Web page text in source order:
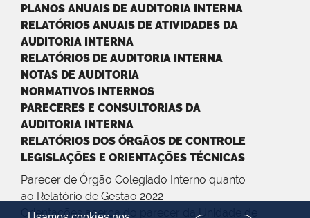
PLANOS ANUAIS DE AUDITORIA INTERNA
RELATÓRIOS ANUAIS DE ATIVIDADES DA
AUDITORIA INTERNA
RELATÓRIOS DE AUDITORIA INTERNA
NOTAS DE AUDITORIA
NORMATIVOS INTERNOS
PARECERES E CONSULTORIAS DA
AUDITORIA INTERNA
RELATÓRIOS DOS ÓRGÃOS DE CONTROLE
LEGISLAÇÕES E ORIENTAÇÕES TÉCNICAS
Parecer de Órgão Colegiado Interno quanto
ao Relatório de Gestão 2022
Orientações acerca do parecer da Unidade de